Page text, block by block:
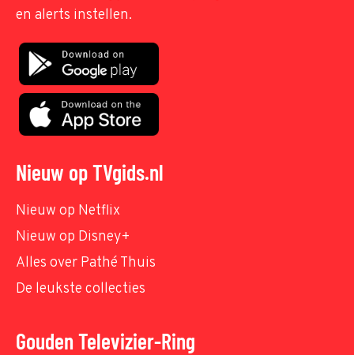
en alerts instellen.
Nieuw op TVgids.nl
Nieuw op Netflix
Nieuw op Disney+
Alles over Pathé Thuis
De leukste collecties
Gouden Televizier-Ring